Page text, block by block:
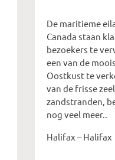
De maritieme
Canada staan
bezoekers te
een van de
Oostkust te
van de frisse
zandstranden,
nog veel meer..
Halifax – Halifax